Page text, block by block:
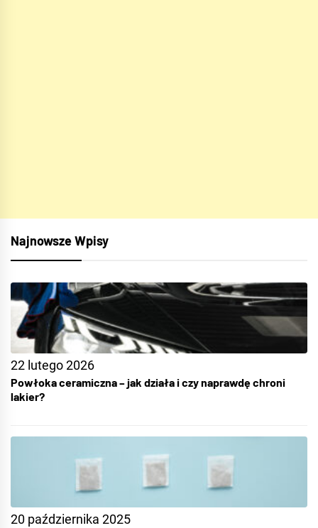
Najnowsze Wpisy
22 lutego 2026
Powłoka ceramiczna – jak działa i czy naprawdę chroni
lakier?
20 października 2025